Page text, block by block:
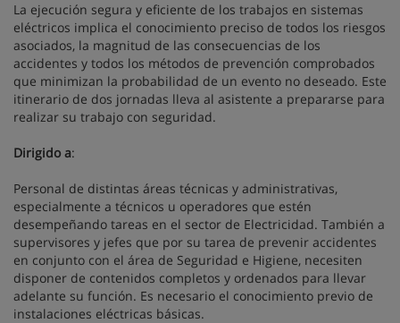
La ejecución segura y eficiente de los trabajos en sistemas
eléctricos implica el conocimiento preciso de todos los riesgos
asociados, la magnitud de las consecuencias de los
accidentes y todos los métodos de prevención comprobados
que minimizan la probabilidad de un evento no deseado. Este
itinerario de dos jornadas lleva al asistente a prepararse para
realizar su trabajo con seguridad.
Dirigido a:
Personal de distintas áreas técnicas y administrativas,
especialmente a técnicos u operadores que estén
desempeñando tareas en el sector de Electricidad. También a
supervisores y jefes que por su tarea de prevenir accidentes
en conjunto con el área de Seguridad e Higiene, necesiten
disponer de contenidos completos y ordenados para llevar
adelante su función. Es necesario el conocimiento previo de
instalaciones eléctricas básicas.